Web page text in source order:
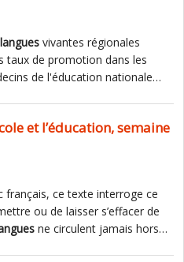
langues vivantes régionales
taux de promotion dans les
de l'éducation nationale…
et l’éducation, semaine
français, ce texte interroge ce
ou de laisser s’effacer de
ne circulent jamais hors…